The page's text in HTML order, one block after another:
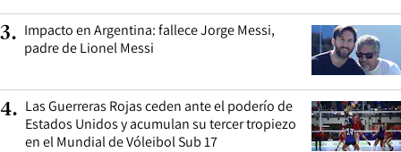
3. Impacto en Argentina: fallece Jorge Messi,
padre de Lionel Messi
4. Las Guerreras Rojas ceden ante el poderío de
Estados Unidos y acumulan su tercer tropiezo
en el Mundial de Vóleibol Sub 17